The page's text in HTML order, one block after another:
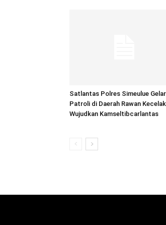
Satlantas Polres Simeulue Gelar
Patroli di Daerah Rawan
Wujudkan Kamseltibcarlantas